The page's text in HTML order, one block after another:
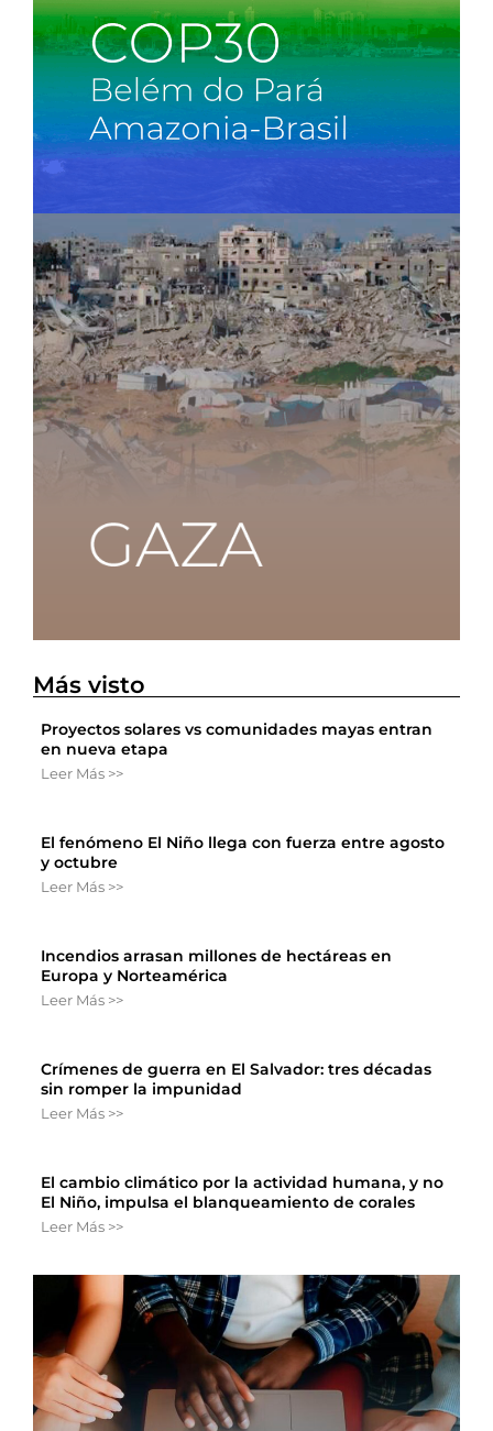
Más visto
Proyectos solares vs comunidades mayas entran
en nueva etapa
Leer Más >>
El fenómeno El Niño llega con fuerza entre agosto
y octubre
Leer Más >>
Incendios arrasan millones de hectáreas en
Europa y Norteamérica
Leer Más >>
Crímenes de guerra en El Salvador: tres décadas
sin romper la impunidad
Leer Más >>
El cambio climático por la actividad humana, y no
El Niño, impulsa el blanqueamiento de corales
Leer Más >>